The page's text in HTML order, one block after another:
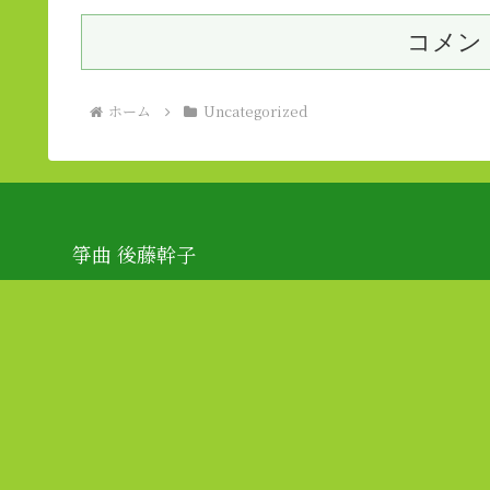
コメン
ホーム Uncategorized
箏曲 後藤幹子